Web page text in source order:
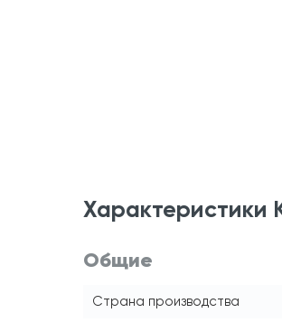
Характеристики
Общие
Страна производства